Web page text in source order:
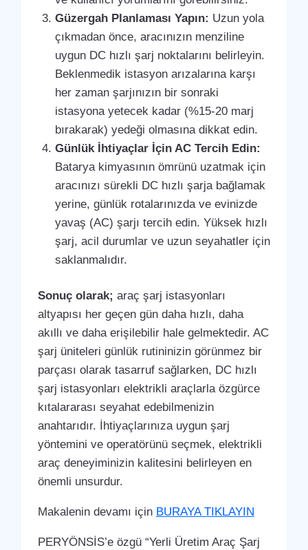
Güzergah Planlaması Yapın: Uzun yola
çıkmadan önce, aracınızın menziline
uygun DC hızlı şarj noktalarını belirleyin.
Beklenmedik istasyon arızalarına karşı
her zaman şarjınızın bir sonraki
istasyona yetecek kadar (%15-20 marj
bırakarak) yedeği olmasına dikkat edin.
Günlük İhtiyaçlar İçin AC Tercih Edin:
Batarya kimyasının ömrünü uzatmak için
aracınızı sürekli DC hızlı şarja bağlamak
yerine, günlük rotalarınızda ve evinizde
yavaş (AC) şarjı tercih edin. Yüksek hızlı
şarj, acil durumlar ve uzun seyahatler için
saklanmalıdır.
Sonuç olarak; araç şarj istasyonları
altyapısı her geçen gün daha hızlı, daha
akıllı ve daha erişilebilir hale gelmektedir. AC
şarj üniteleri günlük rutininizin görünmez bir
parçası olarak tasarruf sağlarken, DC hızlı
şarj istasyonları elektrikli araçlarla özgürce
kıtalararası seyahat edebilmenizin
anahtarıdır. İhtiyaçlarınıza uygun şarj
yöntemini ve operatörünü seçmek, elektrikli
araç deneyiminizin kalitesini belirleyen en
önemli unsurdur.
Makalenin devamı için BURAYA TIKLAYIN
PERYÖNSİS’e özgü “Yerli Üretim Araç Şarj